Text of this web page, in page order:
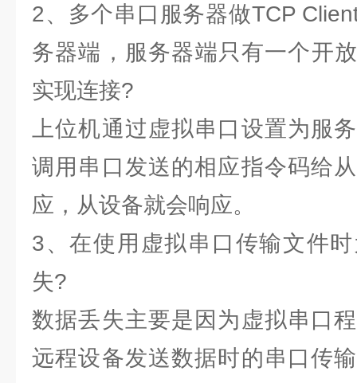
2、多个串口服务器做TCP
务器端，服务器端只有一个开
实现连接?
上位机通过虚拟串口设置为服
调用串口发送的相应指令码给
应，从设备就会响应。
3、在使用虚拟串口传输文件
失?
数据丢失主要是因为虚拟串口
远程设备发送数据时的串口传